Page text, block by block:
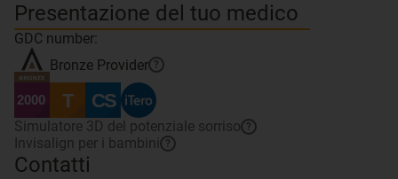
Presentazione del tuo medico
GDC number:
Bronze Provider ?
Simulatore 3D del potenziale sorriso ?
Invisalign per i bambini ?
Contatti